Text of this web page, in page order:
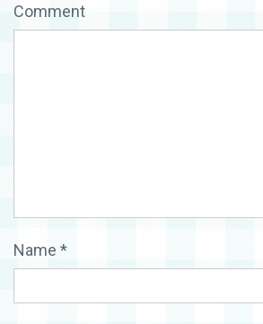
Comment
Name *